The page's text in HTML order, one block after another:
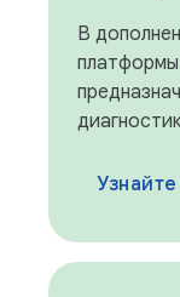
В
платформы
Узнайте